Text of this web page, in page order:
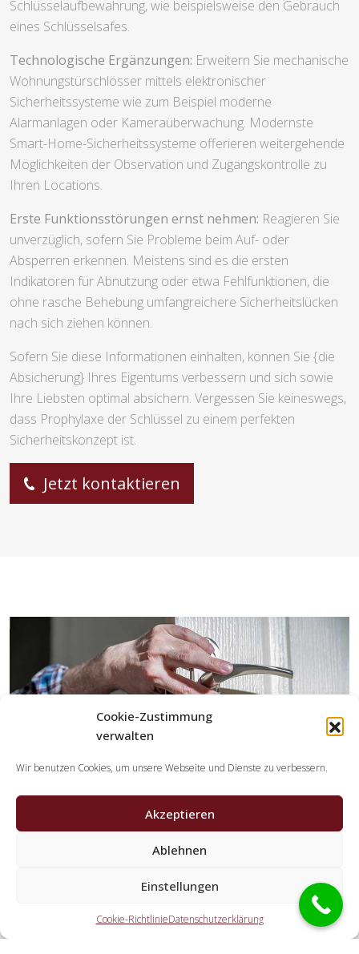
Cookie-Zustimmung
verwalten
Wir benutzen Cookies, um unsere Webseite und Dienste zu verbessern.
Akzeptieren
Ablehnen
Einstellungen
Cookie-RichtlinieDatenschutzerklärung
Schlüsselaufbewahrung, wie beispielsweise den Gebrauch
eines Schlüsselsafes.
Technologische Ergänzungen: Erweitern Sie mechanische
Wohnungstürschlösser mittels elektronischer
Sicherheitssysteme wie zum Beispiel moderne
Alarmanlagen oder Kameraüberwachung. Modernste
Smart-Home-Sicherheitssysteme offerieren weitergehende
Möglichkeiten der Observation und Zugangskontrolle zu
Ihren Locations.
Erste Funktionsstörungen ernst nehmen: Reagieren Sie
unverzüglich, sofern Sie Probleme beim Auf- oder
Absperren erkennen. Meistens sind es die ersten
Indikatoren für Abnutzung oder etwa Fehlfunktionen, die
ohne rasche Behebung umfangreichere Sicherheitslücken
nach sich ziehen können.
Sofern Sie diese Informationen einhalten, können Sie {die
Absicherung} Ihres Eigentums verbessern und sich sowie
Ihre Liebsten optimal absichern. Vergessen Sie keineswegs,
dass Prophylaxe der Schlüssel zu einem perfekten
Sicherheitskonzept ist.
Jetzt kontaktieren
Schlüsseldienst Spezialisten?
Die Partner übernehmen jegliche Aufgaben, die Sie von